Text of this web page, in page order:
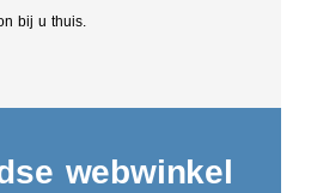
bij u thuis.
webwinkel